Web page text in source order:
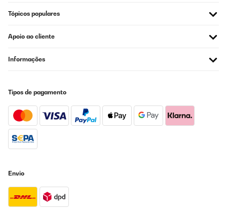
ella, se escucha un ventilador que no e sabido saber que es.
Steuerung funktioniert auch ohne Probleme, leider hat der Herd
eingebaute Lüfter welche bei höchster Stufe so laut sind wie die
Dunstabzugshaube und dann auch noch nachlaufen wenn man
gewöhnt hat nicht mehr so schlimm, könnte aber stören
Traduzir
Tópicos populares
Apoio ao cliente
Informações
Tipos de pagamento
Envio